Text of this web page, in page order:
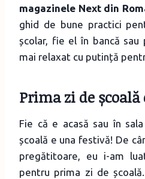
magazinele Next din
ghid de bune practici
școlar, fie el în bancă sau
mai relaxat cu putință
Prima zi de școală
Fie că e acasă sau în
școală e una festivă! De
pregătitoare, eu i-am
pentru prima zi de